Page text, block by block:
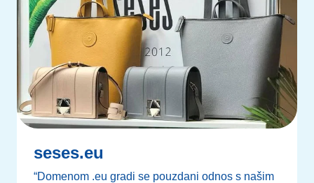
seses.eu
“Domenom .eu gradi se pouzdani odnos s našim